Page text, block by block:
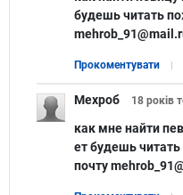
будешь читать
Прокоментувати
Мехроб 18 років
как мне найти
ет будешь
почту